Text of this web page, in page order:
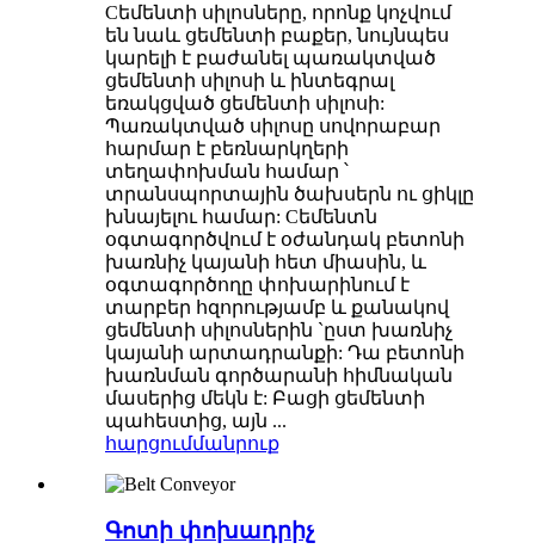
Cեմենտի սիլոսները, որոնք կոչվում
են նաև ցեմենտի բաքեր, նույնպես
կարելի է բաժանել պառակտված
ցեմենտի սիլոսի և ինտեգրալ
եռակցված ցեմենտի սիլոսի:
Պառակտված սիլոսը սովորաբար
հարմար է բեռնարկղերի
տեղափոխման համար ՝
տրանսպորտային ծախսերն ու ցիկլը
խնայելու համար: Cեմենտն
օգտագործվում է օժանդակ բետոնի
խառնիչ կայանի հետ միասին, և
օգտագործողը փոխարինում է
տարբեր հզորությամբ և քանակով
ցեմենտի սիլոսներին `ըստ խառնիչ
կայանի արտադրանքի: Դա բետոնի
խառնման գործարանի հիմնական
մասերից մեկն է: Բացի ցեմենտի
պահեստից, այն ...
հարցումմանրուք
Գոտի փոխադրիչ